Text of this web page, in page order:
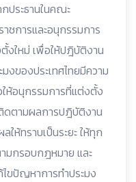
ประธานในคณะ
ชการและอนุกรรมการ
งใหม่ เพื่อให้ปฎิบัติงาน
งของประเทศไทยมีความ
ห้อนุกรรมการที่แต่งตั้ง
ดตามผลการปฎิบัติงาน
ให้ทราบเป็นระยะ ให้ทุก
มกรอบกฎหมาย และ
ขปัญหาการทำประมง